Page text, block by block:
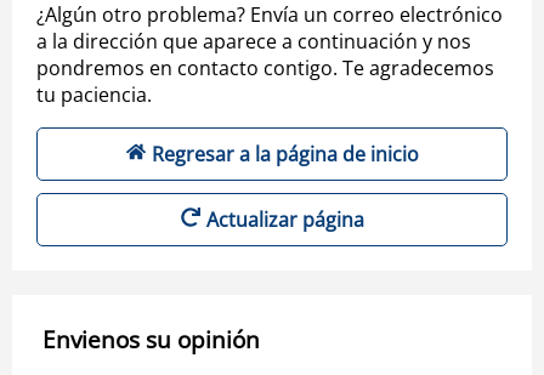
¿Algún otro problema? Envía un correo electrónico
a la dirección que aparece a continuación y nos
pondremos en contacto contigo. Te agradecemos
tu paciencia.
Regresar a la página de inicio
Actualizar página
Envienos su opinión